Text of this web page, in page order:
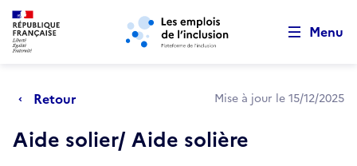
Aller au menu principal Aller au contenu principal
Menu
Retour Mise à jour le 15/12/2025
Aide solier/ Aide solière
Retour au début de la page
Panneau de gestion des cookies